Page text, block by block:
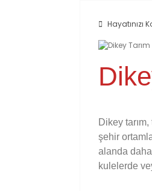
Hayatınızı
Dikey
şehir
alanda
kulelerde